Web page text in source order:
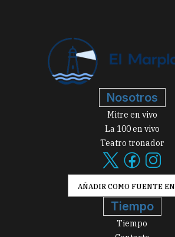
Nosotros
Mitre en vivo
La 100 en vivo
Teatro tronador
AÑADIR COMO FUENTE EN
Tiempo
Tiempo